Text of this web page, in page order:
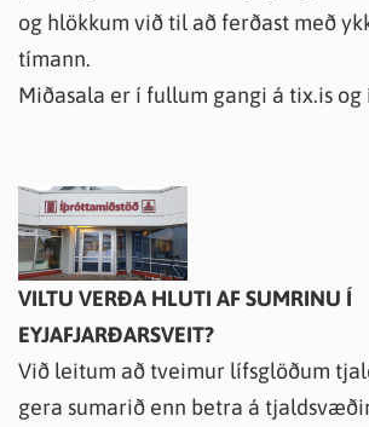
og hlökkum við til að ferðast með
tímann.
Miðasala er í fullum gangi á tix.is og
VILTU VERÐA HLUTI AF SUMRINU Í
EYJAFJARÐARSVEIT?
Við leitum að tveimur lífsglöðum
gera sumarið enn betra á